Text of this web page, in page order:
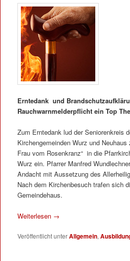
Erntedank und
Rauchwarnmelderpflicht ein Top
Zum Erntedank lud der Seniorenkreis
Kirchengemeinden Wurz und Neuhaus
Frau vom Rosenkranz“ in die
Wurz ein. Pfarrer Manfred
Andacht mit Aussetzung des
Nach dem Kirchenbesuch trafen sich
Gemeindehaus.
Weiterlesen →
Veröffentlicht unterAllgemein,